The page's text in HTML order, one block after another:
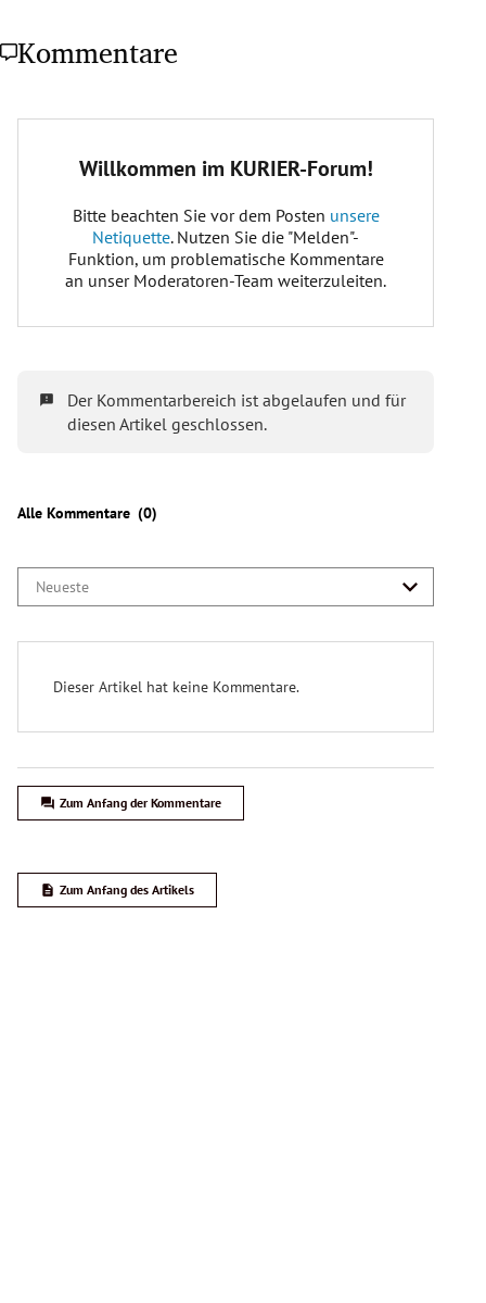
Kommentare